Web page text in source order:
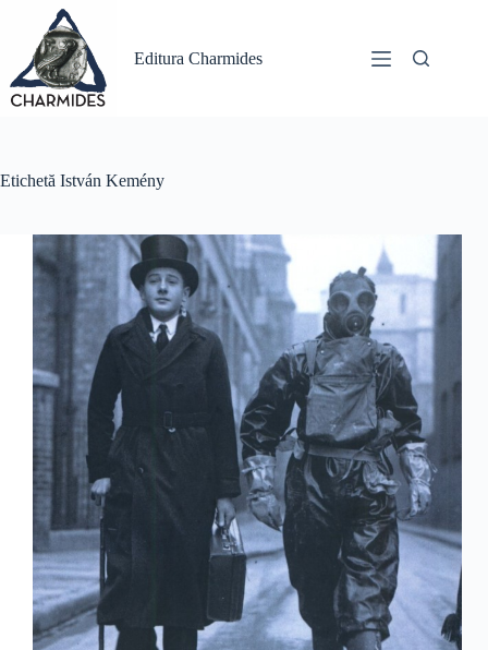
conținut
Editura Charmides
Etichetă István Kemény